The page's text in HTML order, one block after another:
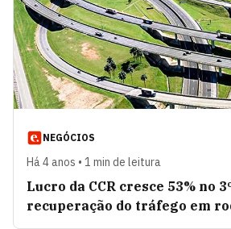
NEGÓCIOS
Há 4 anos • 1 min de leitura
Lucro da CCR cresce 53% no
recuperação do tráfego em